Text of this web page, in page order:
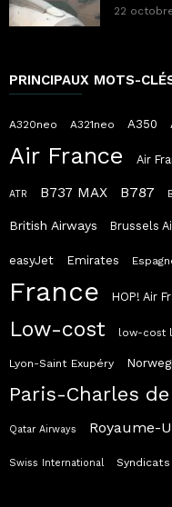
22
PRINCIPAUX MOTS-
A320neo A321neo A350
Air France Air
ATR B737 MAX B787
British Airways Brussels
easyJet Emirates
France HOP! Air
Low-cost low-cost
Lyon-Saint Exupéry
Paris-Charles
Qatar Airways Royaume-
Swiss International Syndicats